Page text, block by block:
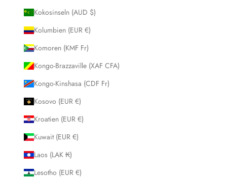
Kokosinseln (AUD $)
Kolumbien (EUR €)
Komoren (KMF Fr)
Kongo-Brazzaville (XAF CFA)
Kongo-Kinshasa (CDF Fr)
Kosovo (EUR €)
Kroatien (EUR €)
Kuwait (EUR €)
Laos (LAK ₭)
Lesotho (EUR €)